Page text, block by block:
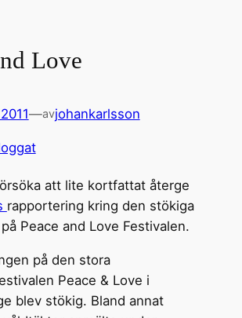
Love
—avjohankarlsson
att lite kortfattat återge
rapportering kring den stökiga
Peace and Love Festivalen.
på den stora
Peace & Love i
blev stökig. Bland annat